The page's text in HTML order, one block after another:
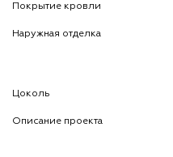
Покрытие кровли
Наружная отделка
Цоколь
Описание проекта